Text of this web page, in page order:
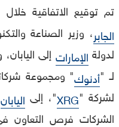
تم توقيع الاتفاقية خلال
الجابر، وزير الصناعة
لدولة الإمارات إلى
لـ "أدنوك" ومجموعة
لشركة "XRG"، إلى اليابان
الشركات فرص التعاون